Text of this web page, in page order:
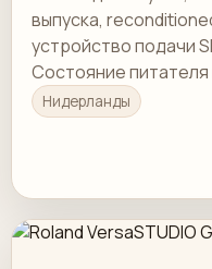
выпуска,
устройство подачи
Состояние
Используется не
Нидерланды